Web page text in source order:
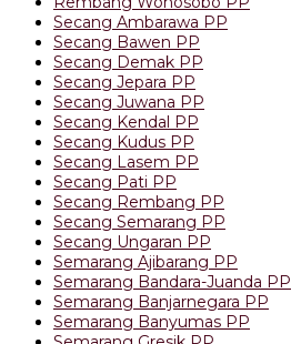
Secang Ambarawa PP
Secang Bawen PP
Secang Demak PP
Secang Jepara PP
Secang Juwana PP
Secang Kendal PP
Secang Kudus PP
Secang Lasem PP
Secang Pati PP
Secang Rembang PP
Secang Semarang PP
Secang Ungaran PP
Semarang Ajibarang PP
Semarang Bandara-Juanda PP
Semarang Banjarnegara PP
Semarang Banyumas PP